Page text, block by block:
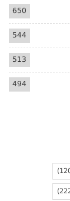
650
544
513
494